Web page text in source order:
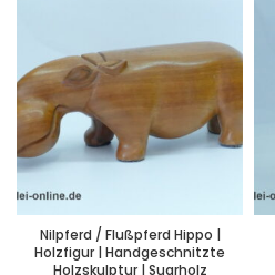
Nilpferd / Flußpferd Hippo |
Holzfigur | Handgeschnitzte
Holzskulptur | Suarholz